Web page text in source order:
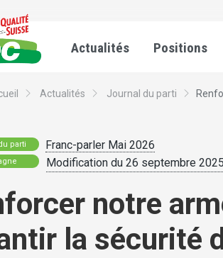
Actualités Positions
Actualités Journal du parti
parti Franc-parler Mai 2026
Modification du 26 septembre
notre
la sécurité